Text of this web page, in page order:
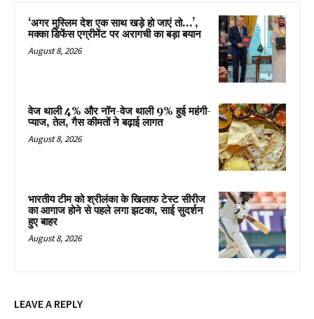
‘अगर मुस्लिम देश एक साथ खड़े हो जाएं तो…’,
मक्का डिफेंस एग्रीमेंट पर अरागची का बड़ा बयान
August 8, 2026
वेज थाली 4% और नॉन-वेज थाली 9% हुई महंगी-
प्याज, तेल, गैस कीमतों ने बढ़ाई लागत
August 8, 2026
भारतीय टीम को श्रीलंका के खिलाफ टेस्ट सीरीज
का आगाज होने से पहले लगा झटका, साई सुदर्शन
हुए बाहर
August 8, 2026
LEAVE A REPLY